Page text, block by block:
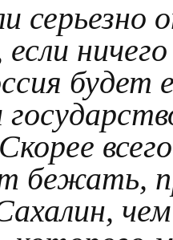
серьезно
будет
бежать,